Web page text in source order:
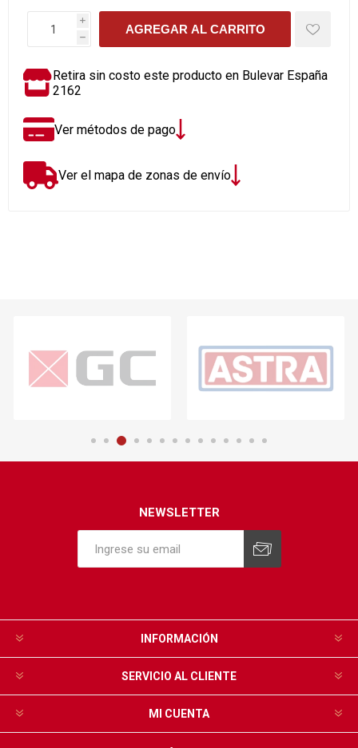
i
h
AGREGAR AL CARRITO
Retira sin costo este producto en Bulevar España
2162
Ver métodos de pago
Ver el mapa de zonas de envío
NEWSLETTER
INFORMACIÓN
SERVICIO AL CLIENTE
MI CUENTA